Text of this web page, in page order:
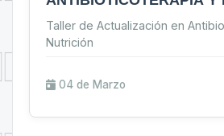
Taller de Actualización en
Nutrición
04 de Marzo